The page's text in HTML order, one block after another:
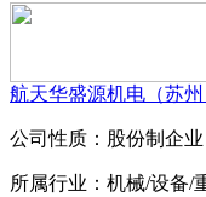
航天华盛源机电（苏州
公司性质：股份制企业
所属行业：机械/设备/